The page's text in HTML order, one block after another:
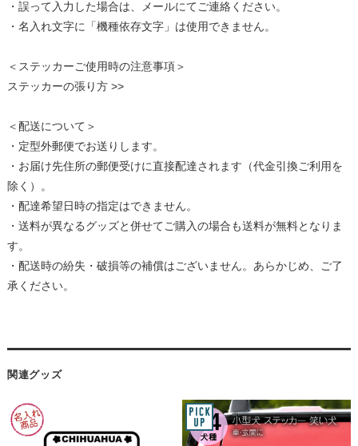
・誤って入力した場合は、メールにてご連絡ください。
・名入れ文字に「機種依存文字」は使用できません。
＜ステッカーご使用時の注意事項＞
ステッカーの張り方 >>
＜配送について＞
・定型外郵便でお送りします。
・お届け先住所の郵便受けに直接配達されます（代金引換ご利用を
除く）。
・配達希望日時の指定はできません。
・送料が異なるグッズと併せてご購入の場合も送料が無料となりま
す。
・配送時の紛失・破損等の補償はございません。あらかじめ、ご了
承ください。
関連グッズ